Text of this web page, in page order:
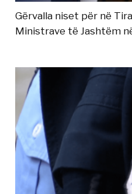
Gërvalla niset për në
Ministrave të Jashtëm